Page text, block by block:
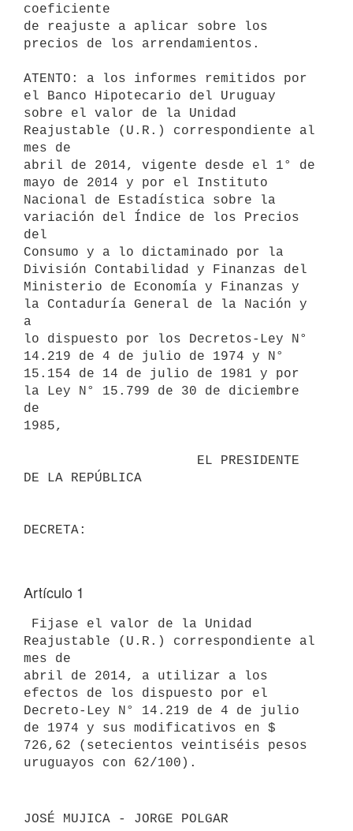
coeficiente
de reajuste a aplicar sobre los
precios de los arrendamientos.
ATENTO: a los informes remitidos por
el Banco Hipotecario del Uruguay
sobre el valor de la Unidad
Reajustable (U.R.) correspondiente al
mes de
abril de 2014, vigente desde el 1° de
mayo de 2014 y por el Instituto
Nacional de Estadística sobre la
variación del Índice de los Precios
del
Consumo y a lo dictaminado por la
División Contabilidad y Finanzas del
Ministerio de Economía y Finanzas y
la Contaduría General de la Nación y
a
lo dispuesto por los Decretos-Ley N°
14.219 de 4 de julio de 1974 y N°
15.154 de 14 de julio de 1981 y por
la Ley N° 15.799 de 30 de diciembre
de
1985,
DE LA REPÚBLICA
Artículo 1
Reajustable (U.R.) correspondiente al
mes de
abril de 2014, a utilizar a los
efectos de los dispuesto por el
Decreto-Ley N° 14.219 de 4 de julio
de 1974 y sus modificativos en $
726,62 (setecientos veintiséis pesos